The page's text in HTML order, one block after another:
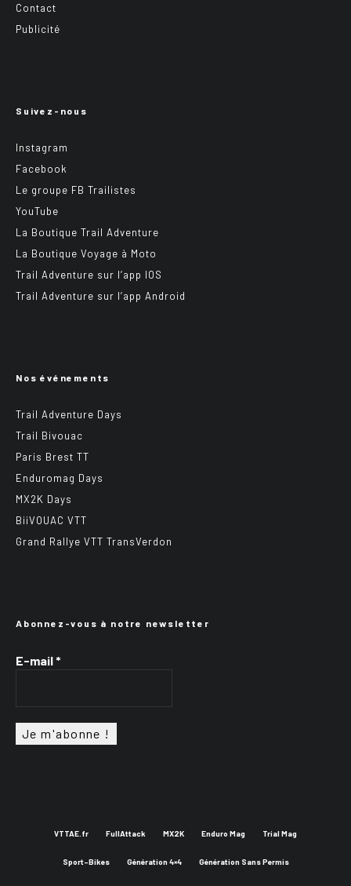
Contact
Publicité
Suivez-nous
Instagram
Facebook
Le groupe FB Trailistes
YouTube
La Boutique Trail Adventure
La Boutique Voyage à Moto
Trail Adventure sur l’app IOS
Trail Adventure sur l’app Android
Nos événements
Trail Adventure Days
Trail Bivouac
Paris Brest TT
Enduromag Days
MX2K Days
BiiVOUAC VTT
Grand Rallye VTT TransVerdon
Abonnez-vous à notre newsletter
E-mail*
VTTAE.fr FullAttack MX2K Enduro Mag Trial Mag
Sport-Bikes Génération 4×4 Génération Sans Permis